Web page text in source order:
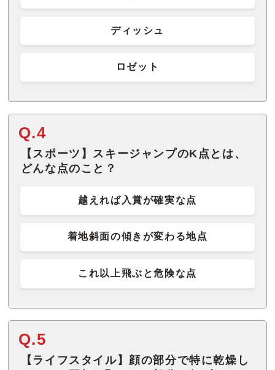
ディッシュ
ロゼット
Q.4
【スポーツ】スキージャンプのK点とは、
どんな点のこと？
越えれば入賞が確実な点
着地斜面の傾きが変わる地点
これ以上飛ぶと危険な点
Q.5
【ライフスタイル】顔の部分で特に乾燥し